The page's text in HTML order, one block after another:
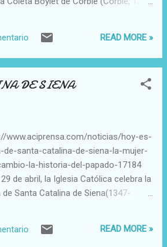
y declaró que sus voces la
Unos años más tarde, se sintió
dirigir el ejército francés, coronar
r...
reformadora de la orden de Santa
el rigor de la regla primitiva. Es
la Iglesia católicay su memoria
READ MORE »
DE SIENA
www.aciprensa.com/noticias/hoy-es-
de-santa-catalina-de-siena-la-mujer-
la-historia-del-papado-17184
de abril, la Iglesia Católica celebra la
Santa Catalina de Siena(1347-
única, que supo combinar muy bien
READ MORE »